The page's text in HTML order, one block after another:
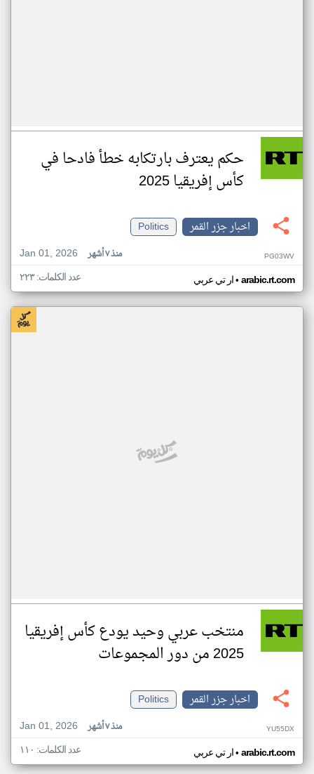
حكم يعترف بارتكابه خطأ فادحا في
كأس إفريقيا 2025
اخبار جزر القمر
Politics
Jan 01, 2026
منذ ٧ أشهر PG03WV
ار تي عربي• arabic.rt.com عدد الكلمات: ٢٢٣
منتخب عربي وحيد يودع كأس إفريقيا
2025 من دور المجموعات
اخبار جزر القمر
Politics
Jan 01, 2026
منذ ٧ أشهر YU55DX
ار تي عربي• arabic.rt.com عدد الكلمات: ١١٠